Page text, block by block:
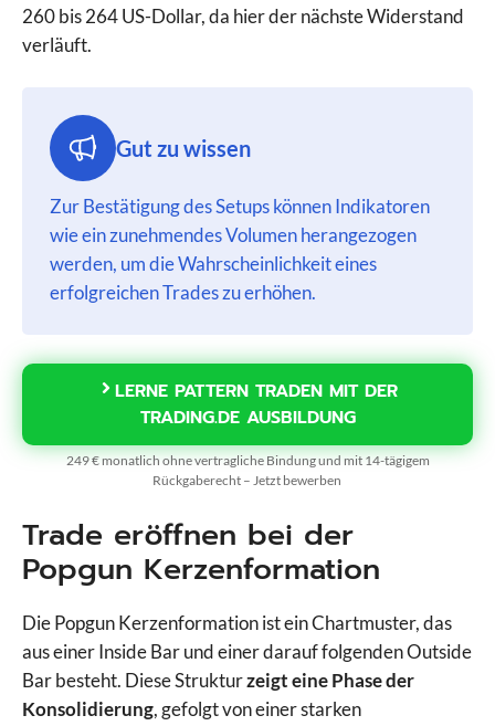
260 bis 264 US-Dollar, da hier der nächste Widerstand
verläuft.
Gut zu wissen
Zur Bestätigung des Setups können Indikatoren
wie ein zunehmendes Volumen herangezogen
werden, um die Wahrscheinlichkeit eines
erfolgreichen Trades zu erhöhen.
LERNE PATTERN TRADEN MIT DER
TRADING.DE AUSBILDUNG
249 € monatlich ohne vertragliche Bindung und mit 14-tägigem
Rückgaberecht – Jetzt bewerben
Trade eröffnen bei der
Popgun Kerzenformation
Die Popgun Kerzenformation ist ein Chartmuster, das
aus einer Inside Bar und einer darauf folgenden Outside
Bar besteht. Diese Strukturzeigt eine Phase der
Konsolidierung, gefolgt von einer starken